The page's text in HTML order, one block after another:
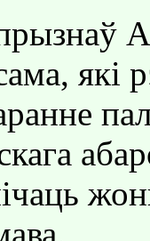
якi